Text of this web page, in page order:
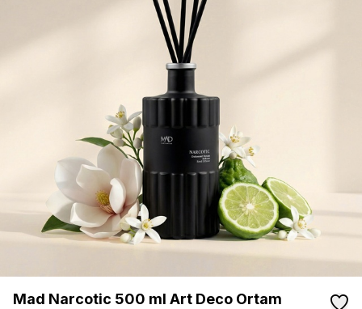
Mad Narcotic 500 ml Art Deco Ortam